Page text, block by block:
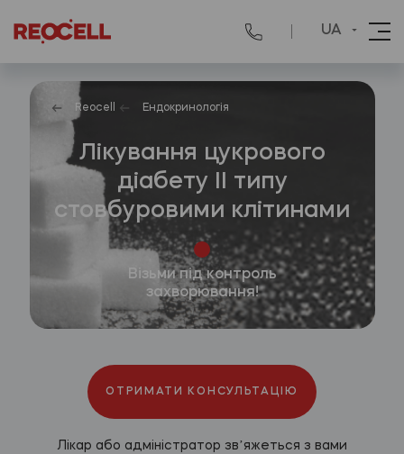
UA
Reocell Ендокринологія
Лікування цукрового
діабету ІІ типу
стовбуровими клітинами
Візьми під контроль
захворювання!
ОТРИМАТИ КОНСУЛЬТАЦІЮ
Лікар або адміністратор звʼяжеться з вами